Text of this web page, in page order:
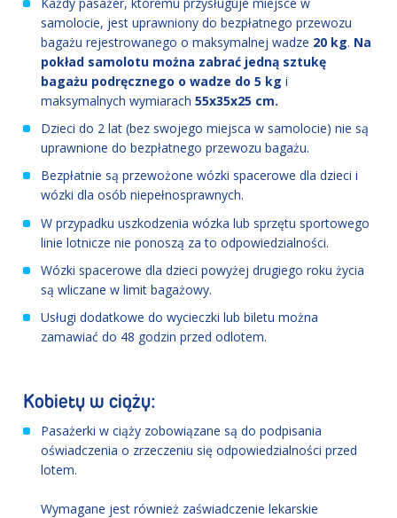
samolocie, jest uprawniony do bezpłatnego przewozu
bagażu rejestrowanego o maksymalnej wadze 20 kg. Na
pokład samolotu można zabrać jedną sztukę
bagażu podręcznego o wadze do 5 kg i
maksymalnych wymiarach 55x35x25 cm.
Dzieci do 2 lat (bez swojego miejsca w samolocie) nie są
uprawnione do bezpłatnego przewozu bagażu.
Bezpłatnie są przewożone wózki spacerowe dla dzieci i
wózki dla osób niepełnosprawnych.
W przypadku uszkodzenia wózka lub sprzętu sportowego
linie lotnicze nie ponoszą za to odpowiedzialności.
Wózki spacerowe dla dzieci powyżej drugiego roku życia
są wliczane w limit bagażowy.
Usługi dodatkowe do wycieczki lub biletu można
zamawiać do 48 godzin przed odlotem.
Kobiety w ciąży:
Pasażerki w ciąży zobowiązane są do podpisania
oświadczenia o zrzeczeniu się odpowiedzialności przed
lotem.
Wymagane jest również zaświadczenie lekarskie